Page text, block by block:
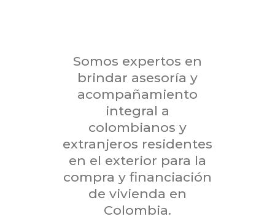
Somos expertos en
brindar asesoría y
acompañamiento
integral a
colombianos y
extranjeros residentes
en el exterior para la
compra y financiación
de vivienda en
Colombia.